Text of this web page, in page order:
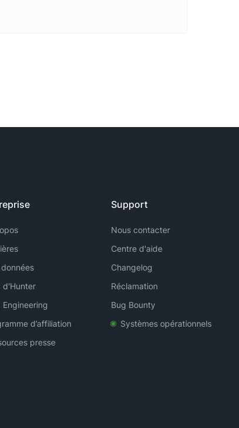
d'Hunter
Engineering
d’affiliation
presse
Support
Nous contacter
Centre d'aide
Changelog
Réclamation
Bug Bounty
Systèmes opérationnels